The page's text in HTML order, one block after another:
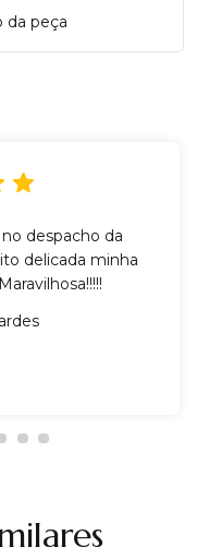
da peça
despacho da
delicada minha